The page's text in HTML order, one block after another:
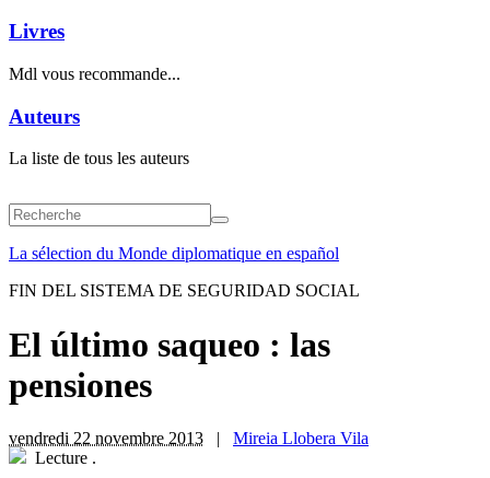
Livres
Mdl vous recommande...
Auteurs
La liste de tous les auteurs
La sélection du Monde diplomatique en español
FIN DEL SISTEMA DE SEGURIDAD SOCIAL
El último saqueo : las
pensiones
vendredi 22 novembre 2013 | Mireia Llobera Vila
Lecture .